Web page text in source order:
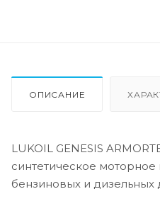
ОПИСАНИЕ
LUKOIL GENESIS
синтетическое
бензиновых и дизельных